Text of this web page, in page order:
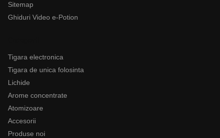
Sitemap
Ghiduri Video e-Potion
Tigara electronica
Tigara de unica folosinta
Lichide
Arome concentrate
Atomizoare
Accesorii
Produse noi